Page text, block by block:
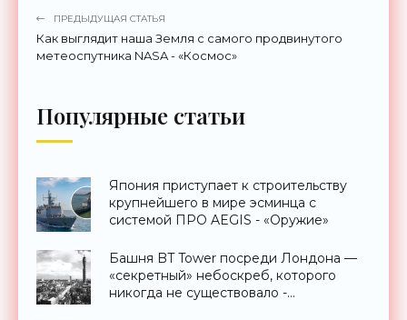
ПРЕДЫДУЩАЯ СТАТЬЯ
Как выглядит наша Земля с самого продвинутого
метеоспутника NASA - «Космос»
Популярные статьи
Япония приступает к строительству
крупнейшего в мире эсминца с
системой ПРО AEGIS - «Оружие»
Башня BT Tower посреди Лондона —
«секретный» небоскреб, которого
никогда не существовало -